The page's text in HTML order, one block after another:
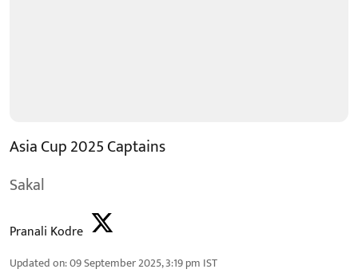
Asia Cup 2025 Captains
Sakal
Pranali Kodre
Updated on:09 September 2025, 3:19 pm IST